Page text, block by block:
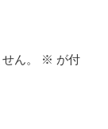
ん。 ※ が付